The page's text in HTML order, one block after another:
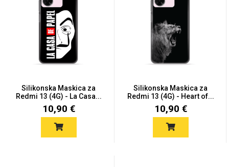
Silikonska Maskica za
Redmi 13 (4G) - La Casa...
10,90 €
Silikonska Maskica za
Redmi 13 (4G) - Heart of...
10,90 €